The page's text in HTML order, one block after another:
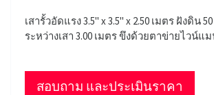
เสารั้วอัดแรง 3.5" x 3.5" x 2.50 เมตร ฝังดิน
ระหว่างเสา 3.00 เมตร ขึงด้วยตาข่ายไวน์แม
สอบถาม และประเมินราคา